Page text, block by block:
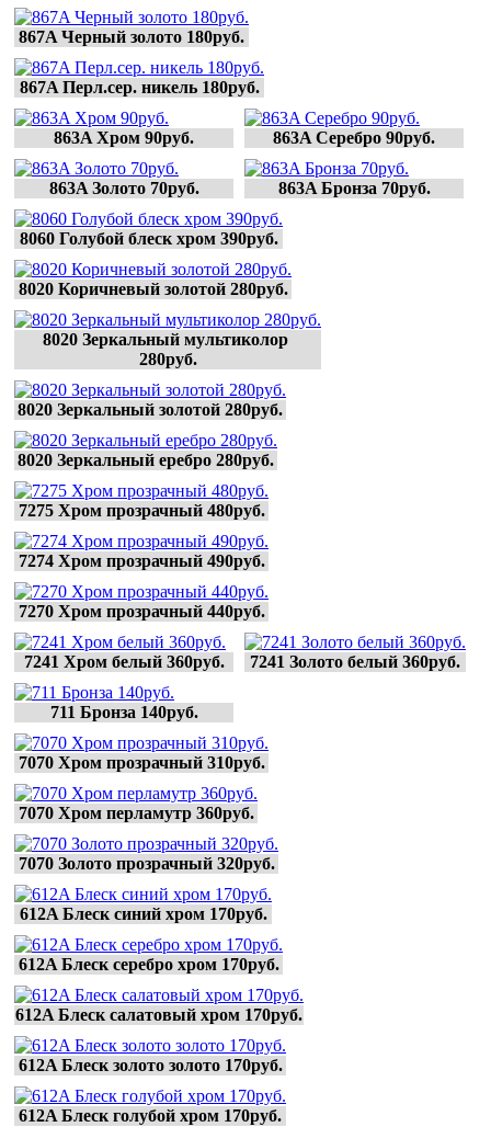
867A Черный золото 180руб.
867A Перл.сер. никель 180руб.
863A Хром 90руб. 863A Серебро 90руб.
863A Золото 70руб. 863A Бронза 70руб.
8060 Голубой блеск хром 390руб.
8020 Коричневый золотой 280руб.
8020 Зеркальный мультиколор
280руб.
8020 Зеркальный золотой 280руб.
8020 Зеркальный еребро 280руб.
7275 Хром прозрачный 480руб.
7274 Хром прозрачный 490руб.
7270 Хром прозрачный 440руб.
7241 Хром белый 360руб. 7241 Золото белый 360руб.
711 Бронза 140руб.
7070 Хром прозрачный 310руб.
7070 Хром перламутр 360руб.
7070 Золото прозрачный 320руб.
612A Блеск синий хром 170руб.
612A Блеск серебро хром 170руб.
612A Блеск салатовый хром 170руб.
612A Блеск золото золото 170руб.
612A Блеск голубой хром 170руб.